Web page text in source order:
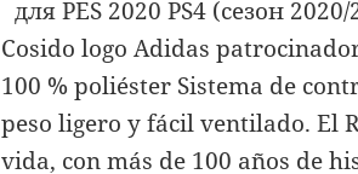
Cosido logo Adidas
100 % poliéster Sistema de
peso ligero y fácil ventilado. El
vida, con más de 100 años de